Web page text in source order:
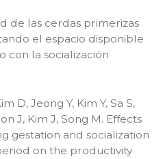
de las cerdas primerizas
el espacio disponible
con la socialización
D, Jeong Y, Kim Y, Sa S,
J, Kim J, Song M. Effects
gestation and socialization
on the productivity